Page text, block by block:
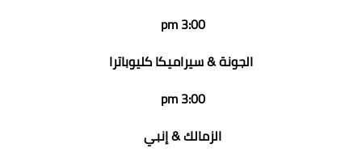
3:00 pm
الجونة & سيراميكا كليوباترا
3:00 pm
الزمالك & إنبي